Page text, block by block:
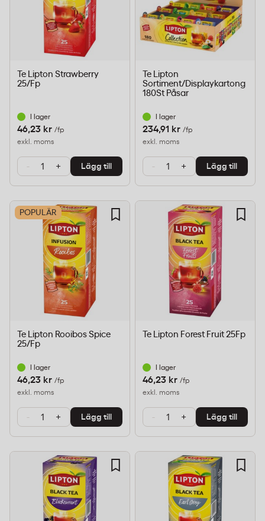
Te Lipton Strawberry
25/Fp
I lager
46,23 kr /fp
exkl. moms
- + Lägg till
Te Lipton
Sortiment/Displaykartong
180St Påsar
I lager
234,91 kr /fp
exkl. moms
- + Lägg till
Te Lipton Rooibos Spice
25/Fp
I lager
46,23 kr /fp
exkl. moms
- + Lägg till
POPULÄR
Te Lipton Forest Fruit 25Fp
I lager
46,23 kr /fp
exkl. moms
- + Lägg till